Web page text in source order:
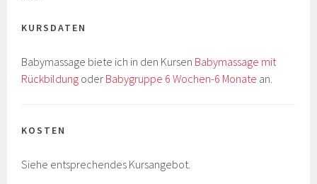
KURSDATEN
Babymassage biete ich in den Kursen Babymassage mit
Rückbildung oder Babygruppe 6 Wochen-6 Monate an.
KOSTEN
Siehe entsprechendes Kursangebot.